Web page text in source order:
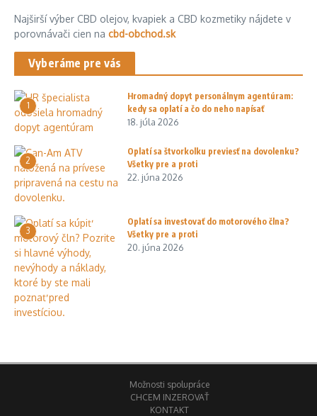
Najširší výber CBD olejov, kvapiek a CBD kozmetiky nájdete v
porovnávači cien na cbd-obchod.sk
Vyberáme pre vás
1
Hromadný dopyt personálnym agentúram:
kedy sa oplatí a čo do neho napísať
18. júla 2026
2
Oplatí sa štvorkolku previesť na dovolenku?
Všetky pre a proti
22. júna 2026
3
Oplatí sa investovať do motorového člna?
Všetky pre a proti
20. júna 2026
Možnosti spolupráce
CHCEM INZEROVAŤ
KONTAKT